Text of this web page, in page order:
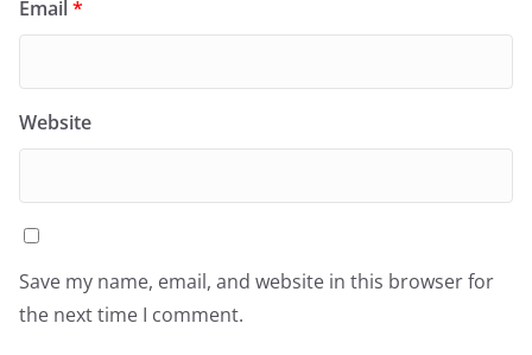
Email*
Website
Save my name, email, and website in this browser for
the next time I comment.